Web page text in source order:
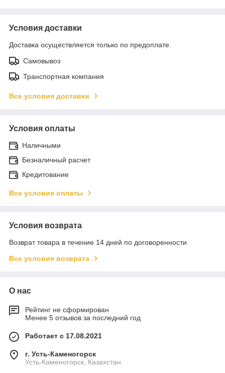
Условия доставки
Доставка осуществляется только по предоплате.
Самовывоз
Транспортная компания
Все условия доставки
Условия оплаты
Наличными
Безналичный расчет
Кредитование
Все условия оплаты
Условия возврата
Возврат товара в течение 14 дней по договоренности
Все условия возврата
О нас
Рейтинг не сформирован
Менее 5 отзывов за последний год
Работает с 17.08.2021
г. Усть-Каменогорск
Усть-Каменогорск, Казахстан